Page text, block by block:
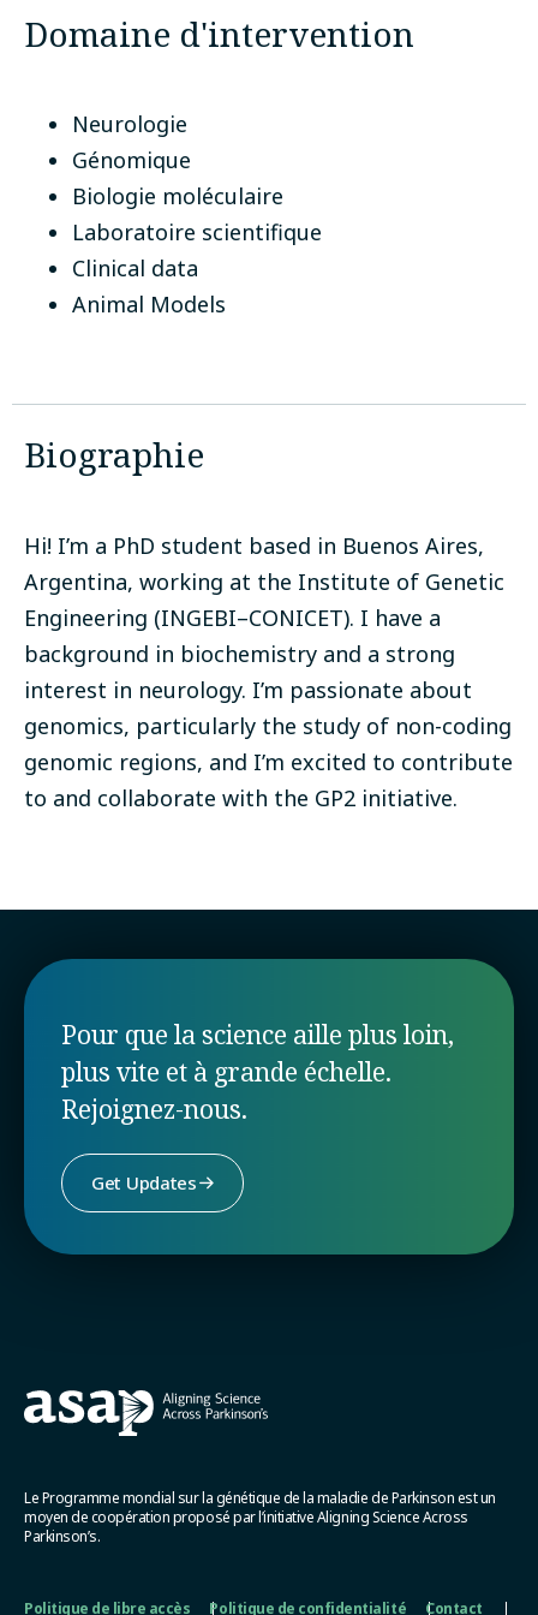
Domaine d'intervention
Neurologie
Génomique
Biologie moléculaire
Laboratoire scientifique
Clinical data
Animal Models
Biographie
Hi! I’m a PhD student based in Buenos Aires,
Argentina, working at the Institute of Genetic
Engineering (INGEBI–CONICET). I have a
background in biochemistry and a strong
interest in neurology. I’m passionate about
genomics, particularly the study of non-coding
genomic regions, and I’m excited to contribute
to and collaborate with the GP2 initiative.
Pour que la science aille plus loin,
plus vite et à grande échelle.
Rejoignez-nous.
Get Updates
Le Programme mondial sur la génétique de la maladie de Parkinson est un
moyen de coopération proposé par l’initiative Aligning Science Across
Parkinson’s.
Politique de libre accès Politique de confidentialité Contact